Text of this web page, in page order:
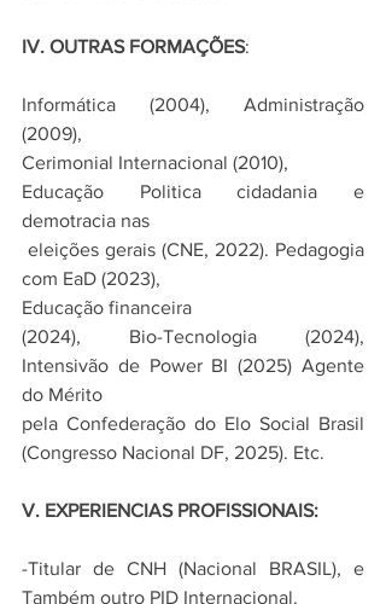
IV. OUTRAS FORMAÇÕES:
Informática (2004), Administração
(2009),
Cerimonial Internacional (2010),
Educação Politica cidadania e
demotracia nas
com EaD (2023),
Educação financeira
(2024), Bio-Tecnologia (2024),
Intensivão de Power BI (2025) Agente
do Mérito
pela Confederação do Elo Social Brasil
(Congresso Nacional DF, 2025). Etc.
V. EXPERIENCIAS PROFISSIONAIS:
-Titular de CNH (Nacional BRASIL), e
Também outro PID Internacional.